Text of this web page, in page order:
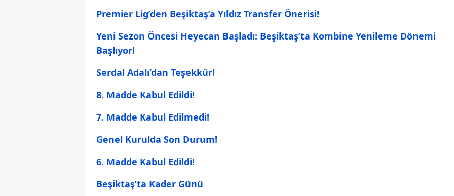
Premier Lig’den Beşiktaş’a Yıldız Transfer Önerisi!
Yeni Sezon Öncesi Heyecan Başladı: Beşiktaş’ta Kombine Yenileme Dönemi
Başlıyor!
Serdal Adalı’dan Teşekkür!
8. Madde Kabul Edildi!
7. Madde Kabul Edilmedi!
Genel Kurulda Son Durum!
6. Madde Kabul Edildi!
Beşiktaş’ta Kader Günü